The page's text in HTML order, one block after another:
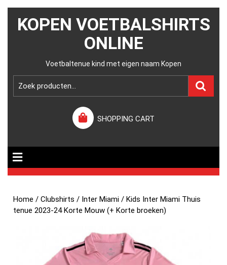
KOPEN VOETBALSHIRTS
ONLINE
Voetbaltenue kind met eigen naam Kopen
SHOPPING CART
Home /Clubshirts / Inter Miami / Kids Inter Miami Thuis
tenue 2023-24 Korte Mouw (+ Korte broeken)